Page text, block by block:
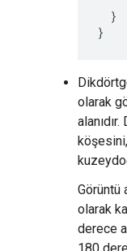
}
}
olarak
Görüntü
olarak
derece